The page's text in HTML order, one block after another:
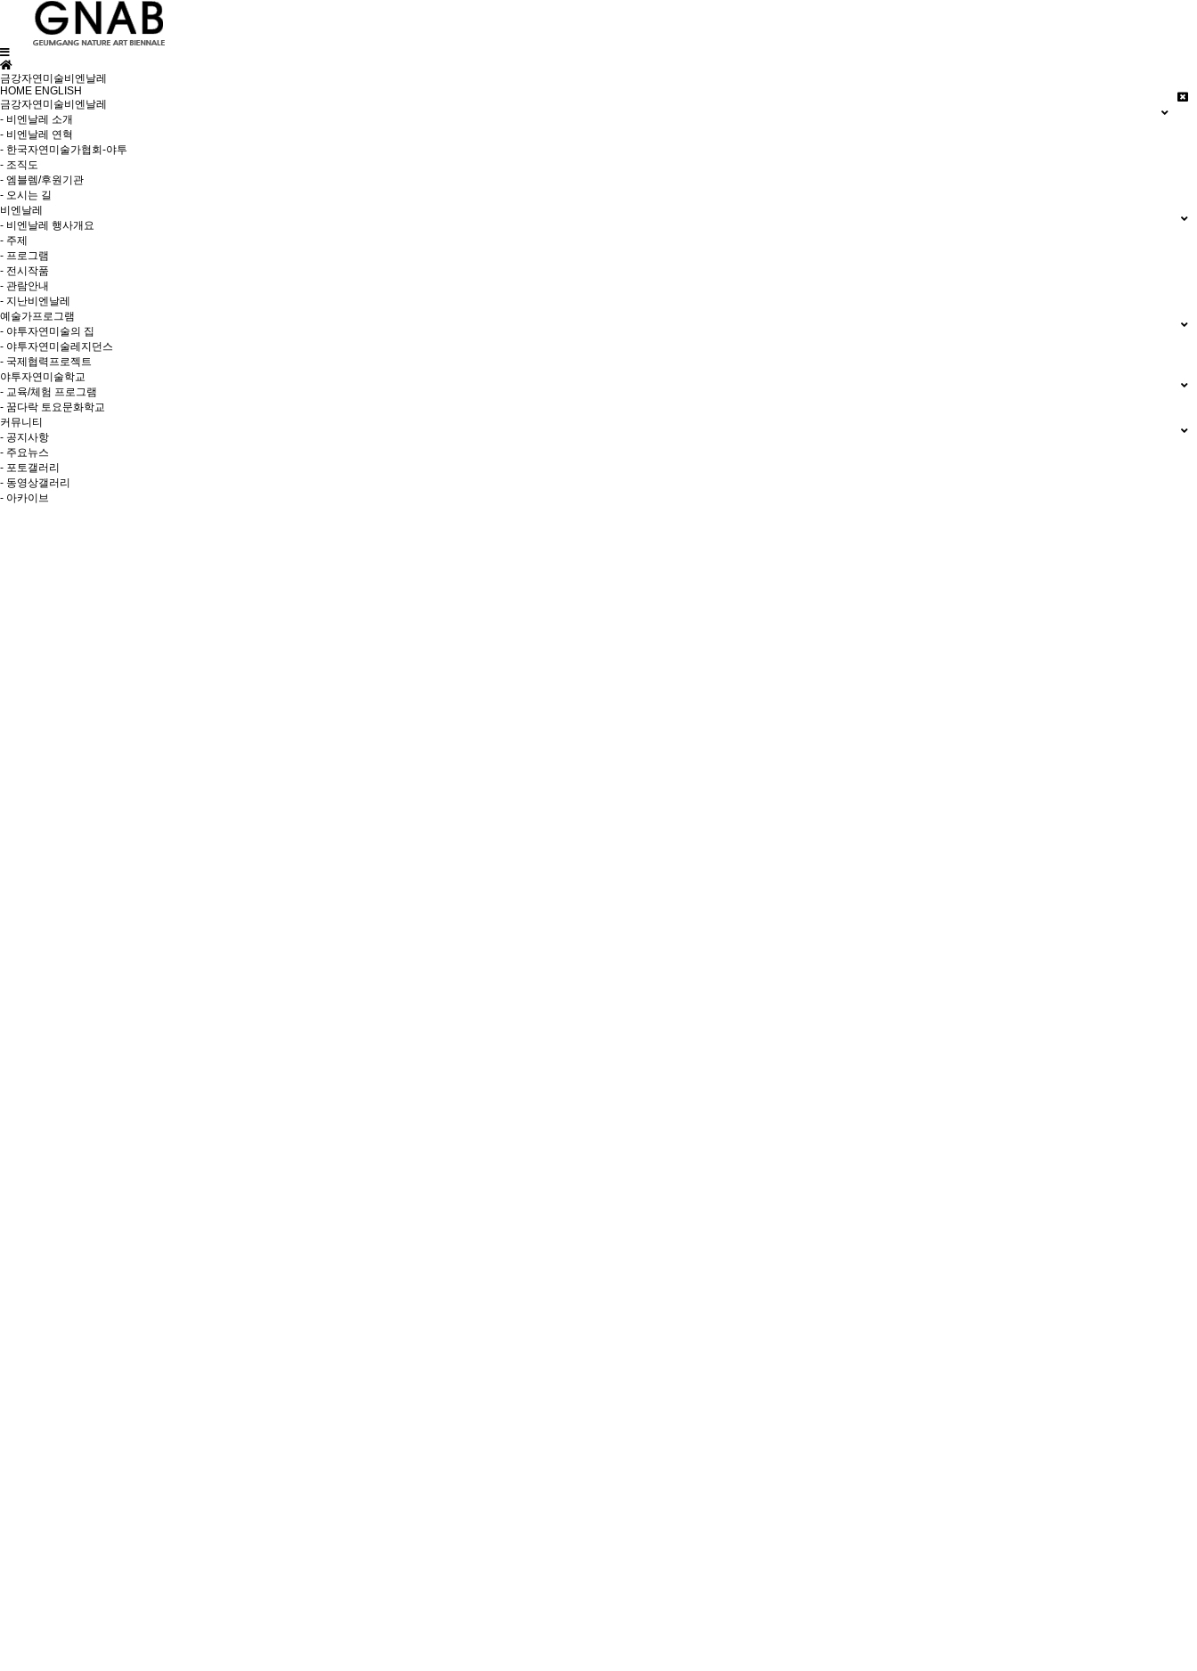
금강자연미술비엔날레
HOME ENGLISH
금강자연미술비엔날레
- 비엔날레 소개
- 비엔날레 연혁
- 한국자연미술가협회-야투
- 조직도
- 엠블렘/후원기관
- 오시는 길
비엔날레
- 비엔날레 행사개요
- 주제
- 프로그램
- 전시작품
- 관람안내
- 지난비엔날레
예술가프로그램
- 야투자연미술의 집
- 야투자연미술레지던스
- 국제협력프로젝트
야투자연미술학교
- 교육/체험 프로그램
- 꿈다락 토요문화학교
커뮤니티
- 공지사항
- 주요뉴스
- 포토갤러리
- 동영상갤러리
- 아카이브